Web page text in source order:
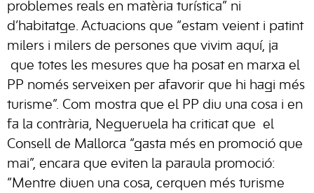
problemes reals en matèria turística” ni
d’habitatge. Actuacions que “estam veient i patint
milers i milers de persones que vivim aquí, ja
que totes les mesures que ha posat en marxa el
PP només serveixen per afavorir que hi hagi més
turisme”. Com mostra que el PP diu una cosa i en
fa la contrària, Negueruela ha criticat que el
Consell de Mallorca “gasta més en promoció que
mai”, encara que eviten la paraula promoció:
“Mentre diuen una cosa, cerquen més turisme